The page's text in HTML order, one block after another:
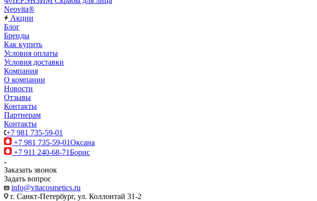
Neovita®
Акции
Блог
Бренды
Как купить
Условия оплаты
Условия доставки
Компания
О компании
Новости
Отзывы
Контакты
Партнерам
Контакты
+7 981 735-59-01
+7 981 735-59-01Оксана
+7 911 240-68-71Борис
Заказать звонок
Задать вопрос
info@vitacosmetics.ru
г. Санкт-Петербург, ул. Коллонтай 31-2